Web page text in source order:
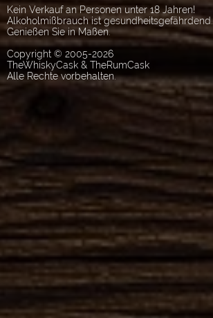
Kein Verkauf an Personen unter 18 Jahren!
Alkoholmißbrauch ist gesundheitsgefährdend.
Genießen Sie in Maßen.
Copyright © 2005-2026
TheWhiskyCask & TheRumCask
Alle Rechte vorbehalten.